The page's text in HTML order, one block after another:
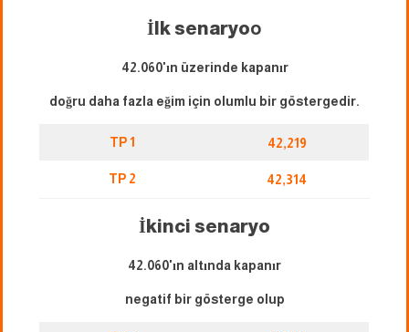
İlk senaryoo
42.060'ın üzerinde kapanır
doğru daha fazla eğim için olumlu bir göstergedir.
TP 1 42,219
TP 2 42,314
İkinci senaryo
42.060'ın altında kapanır
negatif bir gösterge olup